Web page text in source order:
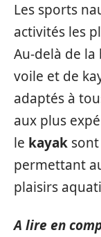
Les sports
activités les
Au-delà de la
voile et de
adaptés à
aux plus
le kayak
permettant
plaisirs
A lire en